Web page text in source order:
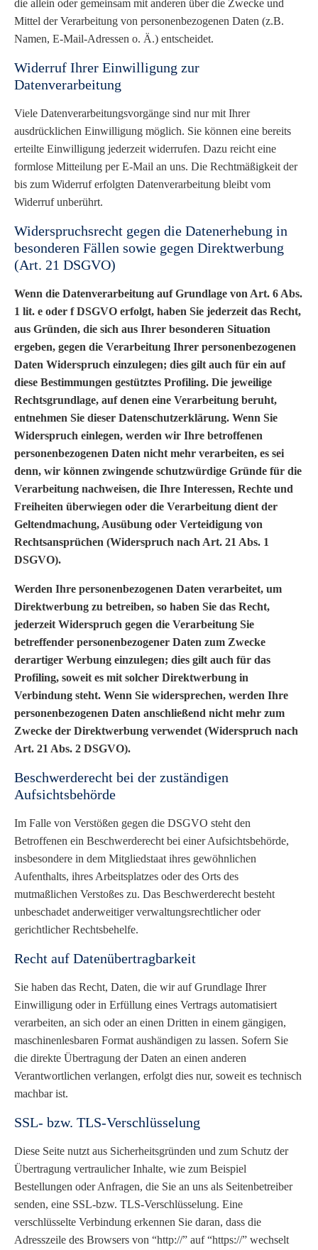
die allein oder gemeinsam mit anderen über die Zwecke und
Mittel der Verarbeitung von personenbezogenen Daten (z.B.
Namen, E-Mail-Adressen o. Ä.) entscheidet.
Widerruf Ihrer Einwilligung zur
Datenverarbeitung
Viele Datenverarbeitungsvorgänge sind nur mit Ihrer
ausdrücklichen Einwilligung möglich. Sie können eine bereits
erteilte Einwilligung jederzeit widerrufen. Dazu reicht eine
formlose Mitteilung per E-Mail an uns. Die Rechtmäßigkeit der
bis zum Widerruf erfolgten Datenverarbeitung bleibt vom
Widerruf unberührt.
Widerspruchsrecht gegen die Datenerhebung in
besonderen Fällen sowie gegen Direktwerbung
(Art. 21 DSGVO)
Wenn die Datenverarbeitung auf Grundlage von Art. 6 Abs.
1 lit. e oder f DSGVO erfolgt, haben Sie jederzeit das Recht,
aus Gründen, die sich aus Ihrer besonderen Situation
ergeben, gegen die Verarbeitung Ihrer personenbezogenen
Daten Widerspruch einzulegen; dies gilt auch für ein auf
diese Bestimmungen gestütztes Profiling. Die jeweilige
Rechtsgrundlage, auf denen eine Verarbeitung beruht,
entnehmen Sie dieser Datenschutzerklärung. Wenn Sie
Widerspruch einlegen, werden wir Ihre betroffenen
personenbezogenen Daten nicht mehr verarbeiten, es sei
denn, wir können zwingende schutzwürdige Gründe für die
Verarbeitung nachweisen, die Ihre Interessen, Rechte und
Freiheiten überwiegen oder die Verarbeitung dient der
Geltendmachung, Ausübung oder Verteidigung von
Rechtsansprüchen (Widerspruch nach Art. 21 Abs. 1
DSGVO).
Werden Ihre personenbezogenen Daten verarbeitet, um
Direktwerbung zu betreiben, so haben Sie das Recht,
jederzeit Widerspruch gegen die Verarbeitung Sie
betreffender personenbezogener Daten zum Zwecke
derartiger Werbung einzulegen; dies gilt auch für das
Profiling, soweit es mit solcher Direktwerbung in
Verbindung steht. Wenn Sie widersprechen, werden Ihre
personenbezogenen Daten anschließend nicht mehr zum
Zwecke der Direktwerbung verwendet (Widerspruch nach
Art. 21 Abs. 2 DSGVO).
Beschwerderecht bei der zuständigen
Aufsichtsbehörde
Im Falle von Verstößen gegen die DSGVO steht den
Betroffenen ein Beschwerderecht bei einer Aufsichtsbehörde,
insbesondere in dem Mitgliedstaat ihres gewöhnlichen
Aufenthalts, ihres Arbeitsplatzes oder des Orts des
mutmaßlichen Verstoßes zu. Das Beschwerderecht besteht
unbeschadet anderweitiger verwaltungsrechtlicher oder
gerichtlicher Rechtsbehelfe.
Recht auf Datenübertragbarkeit
Sie haben das Recht, Daten, die wir auf Grundlage Ihrer
Einwilligung oder in Erfüllung eines Vertrags automatisiert
verarbeiten, an sich oder an einen Dritten in einem gängigen,
maschinenlesbaren Format aushändigen zu lassen. Sofern Sie
die direkte Übertragung der Daten an einen anderen
Verantwortlichen verlangen, erfolgt dies nur, soweit es technisch
machbar ist.
SSL- bzw. TLS-Verschlüsselung
Diese Seite nutzt aus Sicherheitsgründen und zum Schutz der
Übertragung vertraulicher Inhalte, wie zum Beispiel
Bestellungen oder Anfragen, die Sie an uns als Seitenbetreiber
senden, eine SSL-bzw. TLS-Verschlüsselung. Eine
verschlüsselte Verbindung erkennen Sie daran, dass die
Adresszeile des Browsers von “http://” auf “https://” wechselt